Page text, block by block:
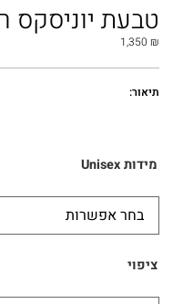
טבעת יוניסקס
1,350 ₪
תיאור:
מידות Unisex
ציפוי